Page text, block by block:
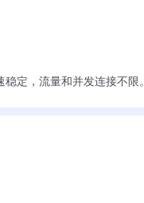
定，流量和并发连接不限。